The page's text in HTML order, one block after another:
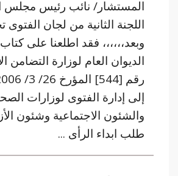
المستشار/ نائب رئيس مجلس
اللجنة الثانية من لجان الفتوى
وبعد،،،،،، فقد اطلعنا على
الديوان العام لوزارة التضامن
إلى إدارة الفتوى لوزارات
والشئون الاجتماعية وشئون
طلب ابداء الرأى ...